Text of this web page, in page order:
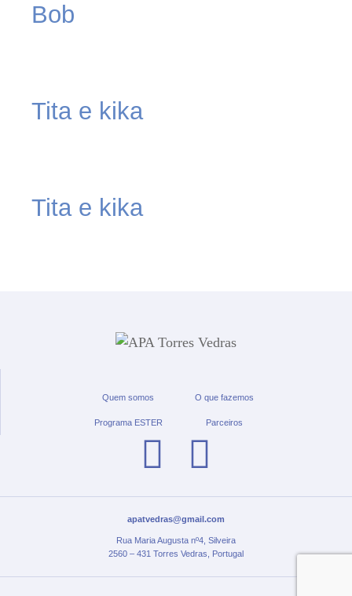
Bob
Tita e kika
Tita e kika
Quem somos O que fazemos
Programa ESTER Parceiros
apatvedras@gmail.com
Rua Maria Augusta nº4, Silveira
2560 – 431 Torres Vedras, Portugal